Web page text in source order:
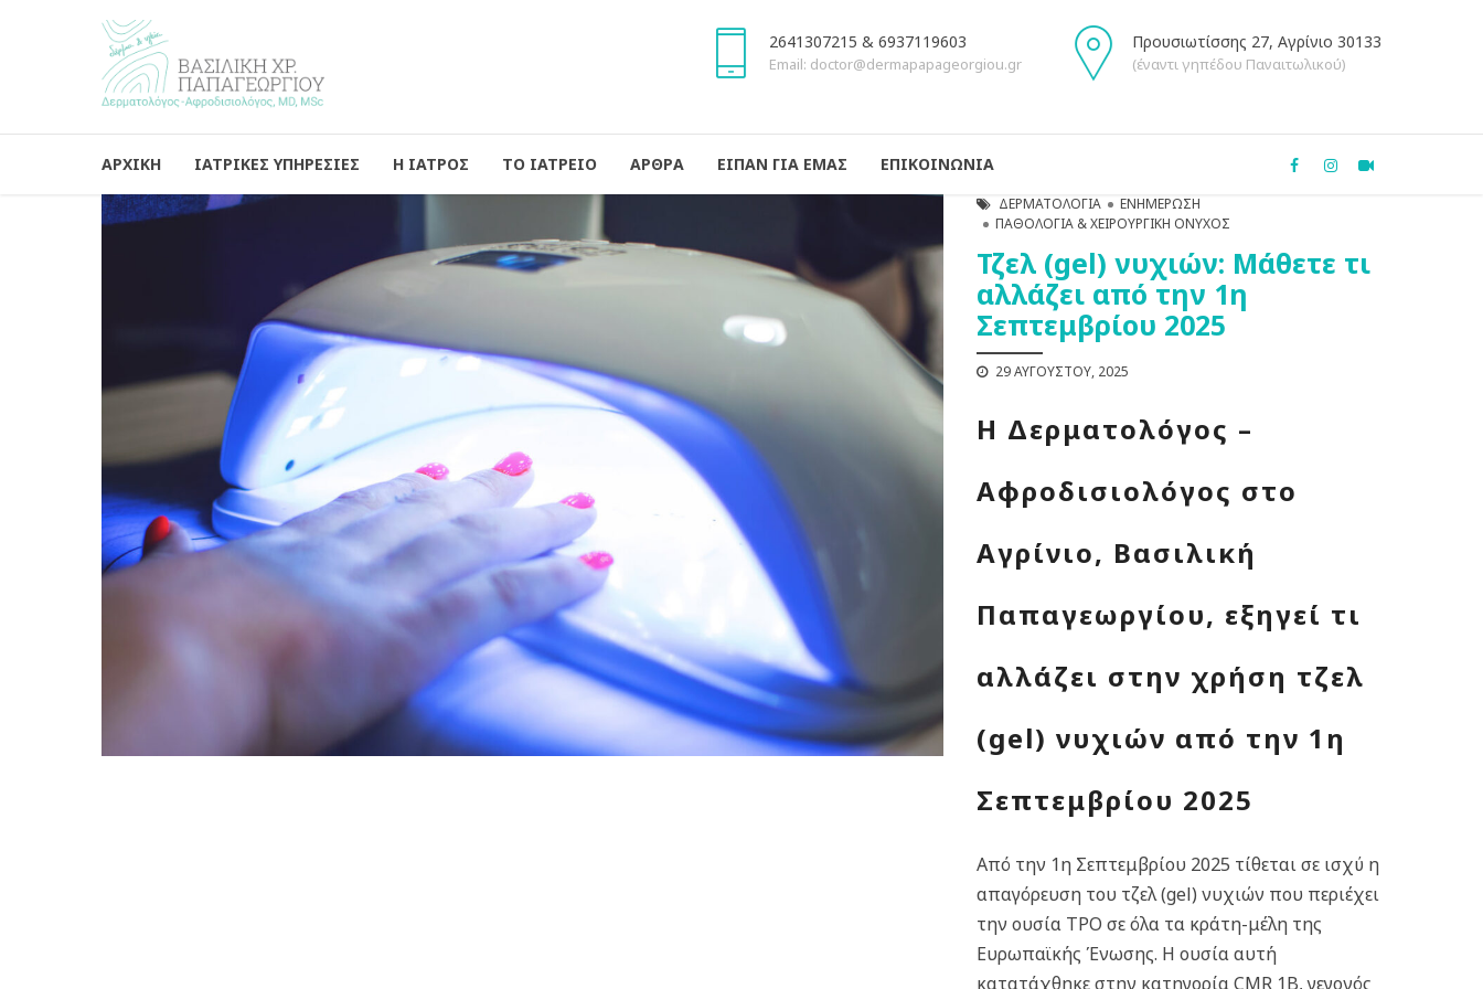
2641307215 & 6937119603
Email: doctor@dermapapageorgiou.gr
Προυσιωτίσσης 27, Αγρίνιο 30133
(έναντι γηπέδου Παναιτωλικού)
ΑΡΧΙΚΗ ΙΑΤΡΙΚΕΣ ΥΠΗΡΕΣΙΕΣ Η ΙΑΤΡΟΣ ΤΟ ΙΑΤΡΕΙΟ ΑΡΘΡΑ ΕΙΠΑΝ ΓΙΑ ΕΜΑΣ ΕΠΙΚΟΙΝΩΝΙΑ
ΔΕΡΜΑΤΟΛΟΓΊΑ
ΕΝΗΜΈΡΩΣΗ
ΠΑΘΟΛΟΓΊΑ & ΧΕΙΡΟΥΡΓΙΚΉ ΌΝΥΧΟΣ
Τζελ (gel) νυχιών: Μάθετε τι
αλλάζει από την 1η
Σεπτεμβρίου 2025
29 ΑΥΓΟΎΣΤΟΥ, 2025
Η Δερματολόγος –
Αφροδισιολόγος στο
Αγρίνιο, Βασιλική
Παπαγεωργίου, εξηγεί τι
αλλάζει στην χρήση τζελ
(gel) νυχιών από την 1η
Σεπτεμβρίου 2025
Από την 1η Σεπτεμβρίου 2025 τίθεται σε ισχύ η
απαγόρευση του τζελ (gel) νυχιών που περιέχει
την ουσία TPO σε όλα τα κράτη-μέλη της
Ευρωπαϊκής Ένωσης. Η ουσία αυτή
κατατάχθηκε στην κατηγορία CMR 1B, γεγονός